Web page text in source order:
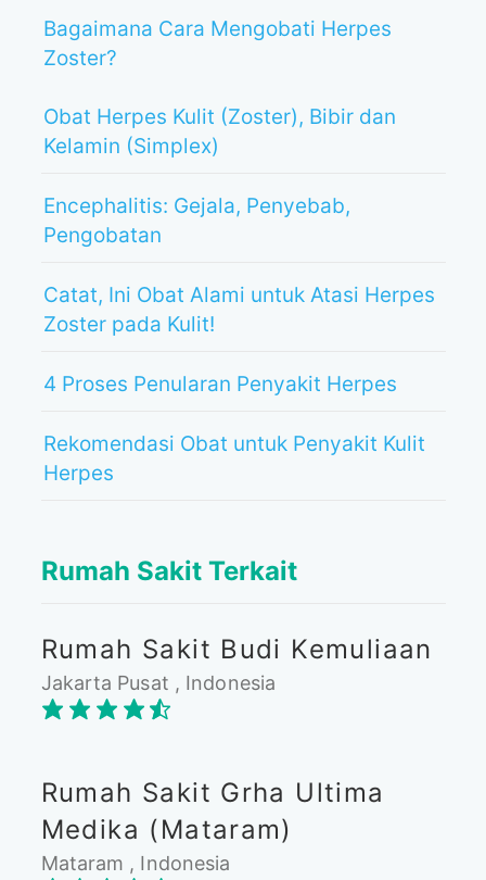
Bagaimana Cara Mengobati Herpes
Zoster?
Obat Herpes Kulit (Zoster), Bibir dan
Kelamin (Simplex)
Encephalitis: Gejala, Penyebab,
Pengobatan
Catat, Ini Obat Alami untuk Atasi Herpes
Zoster pada Kulit!
4 Proses Penularan Penyakit Herpes
Rekomendasi Obat untuk Penyakit Kulit
Herpes
Rumah Sakit Terkait
Rumah Sakit Budi Kemuliaan
Jakarta Pusat , Indonesia
Rumah Sakit Grha Ultima
Medika (Mataram)
Mataram , Indonesia